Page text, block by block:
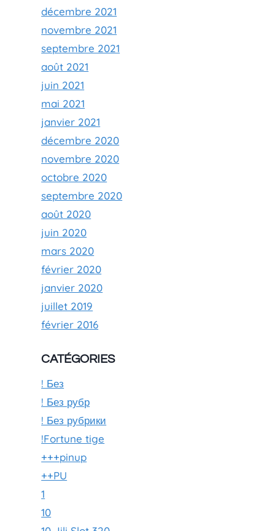
décembre 2021
novembre 2021
septembre 2021
août 2021
juin 2021
mai 2021
janvier 2021
décembre 2020
novembre 2020
octobre 2020
septembre 2020
août 2020
juin 2020
mars 2020
février 2020
janvier 2020
juillet 2019
février 2016
CATÉGORIES
! Без
! Без рубр
! Без рубрики
!Fortune tige
+++pinup
++PU
1
10